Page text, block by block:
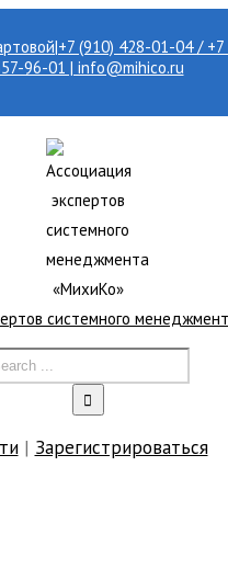
|+7 (910) 428-01-04 / +7
96-01 | info@mihico.ru
| Зарегистрироваться